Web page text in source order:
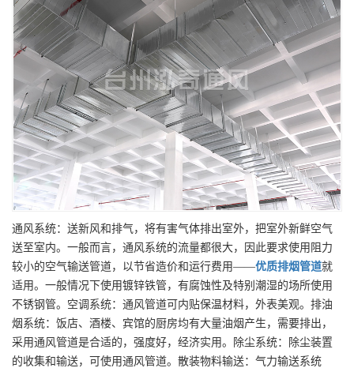
通风系统：送新风和排气，将有害气体排出室外，把室外新鲜空气
送至室内。一般而言，通风系统的流量都很大，因此要求使用阻力
较小的空气输送管道，以节省造价和运行费用——优质排烟管道就
适用。一般情况下使用镀锌铁管，有腐蚀性及特别潮湿的场所使用
不锈钢管。空调系统：通风管道可内贴保温材料，外表美观。排油
烟系统：饭店、酒楼、宾馆的厨房均有大量油烟产生，需要排出，
采用通风管道是合适的，强度好，经济实用。除尘系统：除尘装置
的收集和输送，可使用通风管道。散装物料输送：气力输送系统